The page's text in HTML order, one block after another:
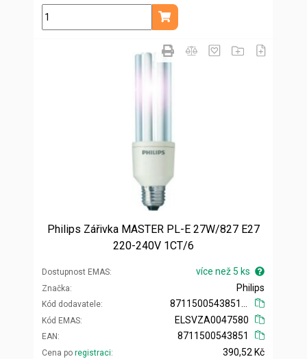
ks
Přidat do košíku
Philips Zářivka MASTER PL-E 27W/827 E27
220-240V 1CT/6
Dostupnost EMAS více než 5 ks
Značka
Kód dodavatele
Philips
871150054385110
Kód EMAS
EAN
ELSVZA0047580
8711500543851
Cena po registraci
390,52 Kč